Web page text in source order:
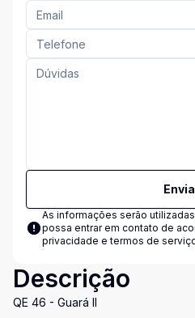
As informações serão
possa entrar em contato de
privacidade e termos de
Descrição
QE 46 - Guará II